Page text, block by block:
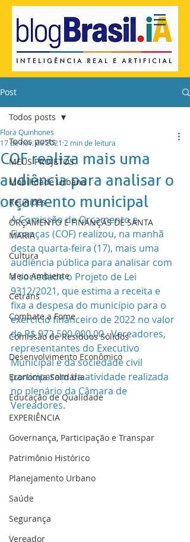
Post
Todos posts
MEUS PROJETOS
Mobilidade Urbana
Reuniões
ORÇAMENTO E FINANÇAS DE SANTA
MARIA
Cultura
Meio Ambiente
Cetrans
Combate a Fome
Comissão de Resíduos Sólidos
Desenvolvimento Econômico
Economia Solidária
Educação de Qualidade
EXPERIÊNCIA
Governança, Participação e Transpar
Patrimônio Histórico
Planejamento Urbano
Saúde
Segurança
Vereador
Todos posts
COF realiza mais uma
audiência para analisar o
orçamento municipal
Flora Quinhones
17 de nov. de 2021 2 min de leitura
A Comissão de Orçamento e
Finanças (COF) realizou, na manhã
desta quarta-feira (17), mais uma
audiência pública para analisar com
a sociedade o Projeto de Lei
9312/2021, que estima a receita e
fixa a despesa do município para o
exercício financeiro de 2022 no valor
de R$ 972.500.000,00.  Vereadores,
representantes do Executivo
Municipal e da sociedade civil
participaram da atividade realizada
no plenário da Câmara de
Vereadores.